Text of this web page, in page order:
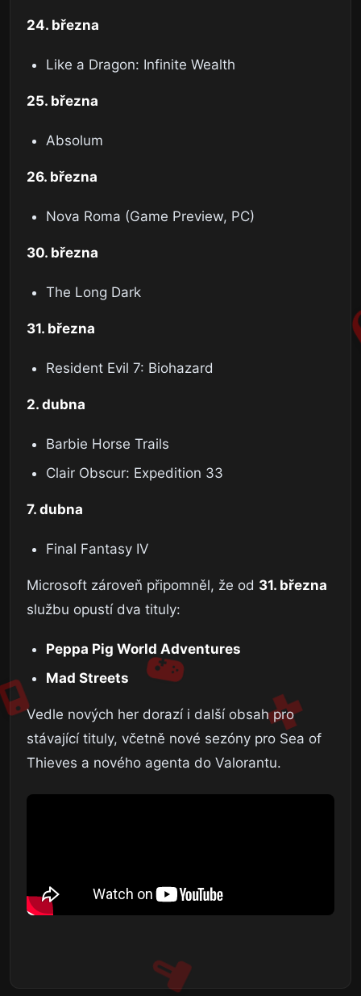
24. března
Like a Dragon: Infinite Wealth
25. března
Absolum
26. března
Nova Roma (Game Preview, PC)
30. března
The Long Dark
31. března
Resident Evil 7: Biohazard
2. dubna
Barbie Horse Trails
Clair Obscur: Expedition 33
7. dubna
Final Fantasy IV
Microsoft zároveň připomněl, že od 31. března
službu opustí dva tituly:
Peppa Pig World Adventures
Mad Streets
Vedle nových her dorazí i další obsah pro
stávající tituly, včetně nové sezóny pro Sea of
Thieves a nového agenta do Valorantu.